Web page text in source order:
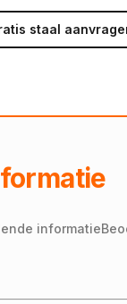
staal
informatie